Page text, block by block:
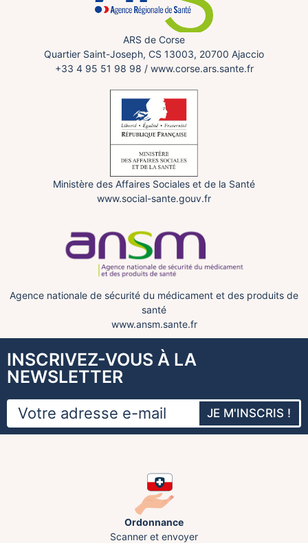
ARS de Corse
Quartier Saint-Joseph, CS 13003, 20700 Ajaccio
+33 4 95 51 98 98 / www.corse.ars.sante.fr
Ministère des Affaires Sociales et de la Santé
www.social-sante.gouv.fr
Agence nationale de sécurité du médicament et des produits de
santé
www.ansm.sante.fr
INSCRIVEZ-VOUS À LA
NEWSLETTER
JE M'INSCRIS !
Ordonnance
Scanner et envoyer